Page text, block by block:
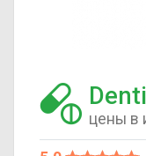
цены в